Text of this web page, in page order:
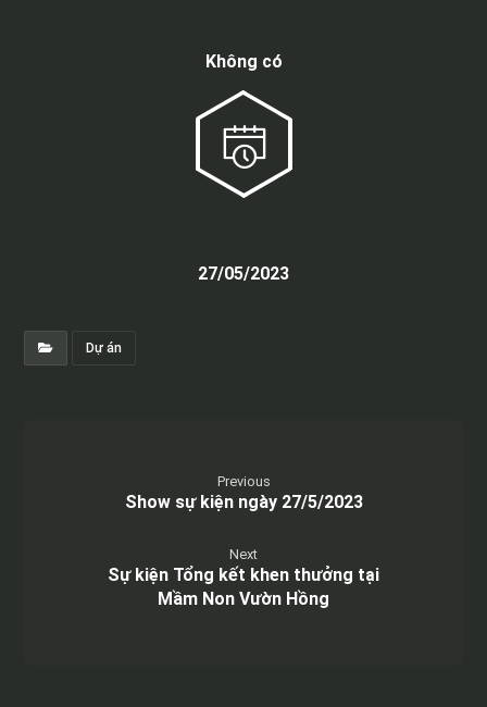
Không có
27/05/2023
Dự án
Previous
Show sự kiện ngày 27/5/2023
Next
Sự kiện Tổng kết khen thưởng tại
Mầm Non Vườn Hồng